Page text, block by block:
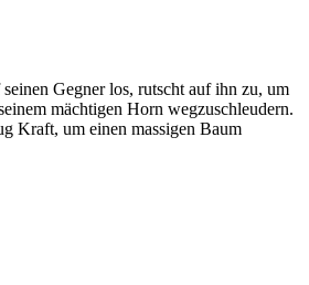
Gegner los, rutscht auf ihn zu, um
mächtigen Horn wegzuschleudern.
Kraft, um einen massigen Baum